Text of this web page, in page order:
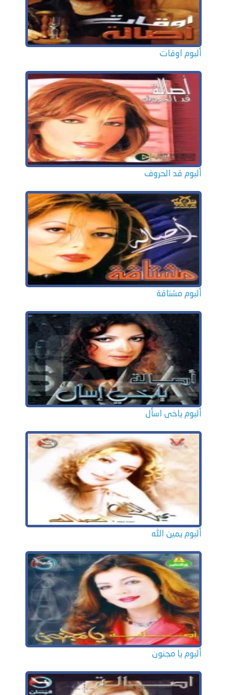
ألبوم اوقات
ألبوم قد الحروف
ألبوم مشتاقة
ألبوم ياخى اسأل
ألبوم يمين الله
ألبوم يا مجنون